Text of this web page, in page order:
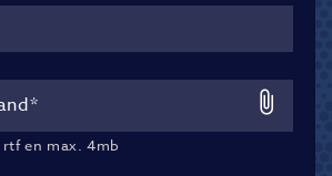
en max. 4mb